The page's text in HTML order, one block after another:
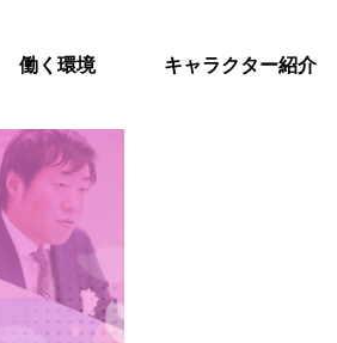
働く環境 キャラクター紹介